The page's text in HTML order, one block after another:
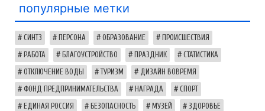
популярные метки
СИНТЗ ПЕРСОНА ОБРАЗОВАНИЕ ПРОИСШЕСТВИЯ
РАБОТА БЛАГОУСТРОЙСТВО ПРАЗДНИК СТАТИСТИКА
ОТКЛЮЧЕНИЕ ВОДЫ ТУРИЗМ ДИЗАЙН ВОВРЕМЯ
ФОНД ПРЕДПРИНИМАТЕЛЬСТВА НАГРАДА СПОРТ
ЕДИНАЯ РОССИЯ БЕЗОПАСНОСТЬ МУЗЕЙ ЗДОРОВЬЕ